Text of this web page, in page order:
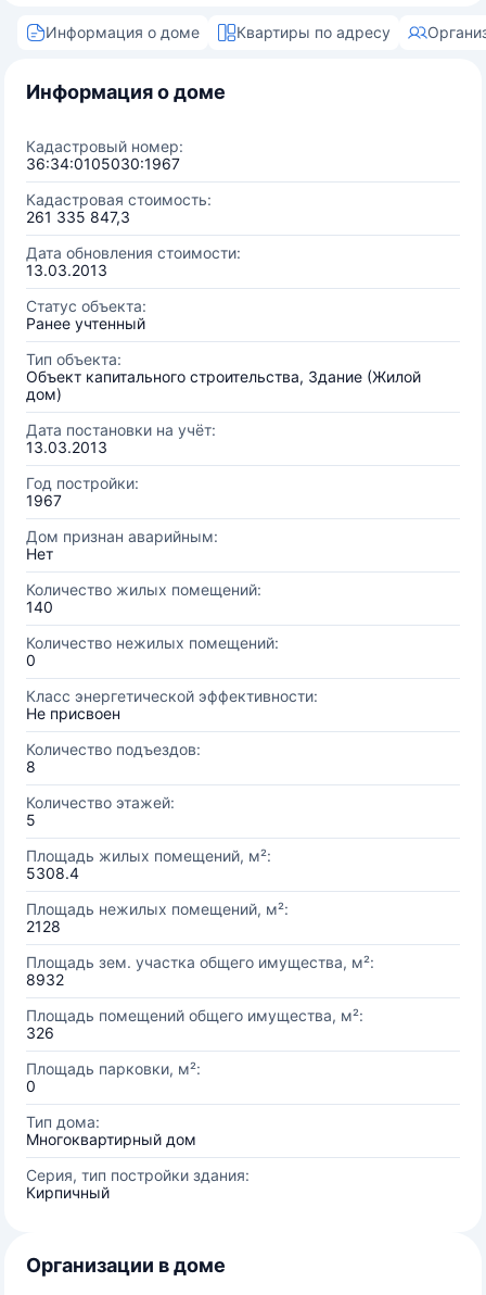
Информация о доме Квартиры по адресу
Информация о доме
Кадастровый номер:
36:34:0105030:1967
Кадастровая стоимость:
261 335 847,3
Дата обновления стоимости:
13.03.2013
Статус объекта:
Ранее учтенный
Тип объекта:
Объект капитального строительства, Здание (Жилой
дом)
Дата постановки на учёт:
13.03.2013
Год постройки:
1967
Дом признан аварийным:
Нет
Количество жилых помещений:
140
Количество нежилых помещений:
0
Класс энергетической эффективности:
Не присвоен
Количество подъездов:
8
Количество этажей:
5
Площадь жилых помещений, м²:
5308.4
Площадь нежилых помещений, м²:
2128
Площадь зем. участка общего имущества, м²:
8932
Площадь помещений общего имущества, м²:
326
Площадь парковки, м²:
0
Тип дома:
Многоквартирный дом
Серия, тип постройки здания:
Кирпичный
Организации в доме